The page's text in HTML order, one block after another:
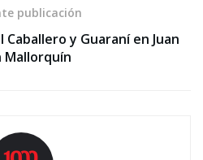
publicación
y Guaraní en Juan
Mallorquín